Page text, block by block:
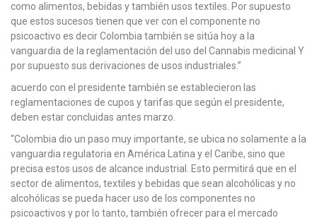
como alimentos, bebidas y también usos textiles. Por supuesto
que estos sucesos tienen que ver con el componente no
psicoactivo es decir Colombia también se sitúa hoy a la
vanguardia de la reglamentación del uso del Cannabis medicinal Y
por supuesto sus derivaciones de usos industriales.”
acuerdo con el presidente también se establecieron las
reglamentaciones de cupos y tarifas que según el presidente,
deben estar concluidas antes marzo.
“Colombia dio un paso muy importante, se ubica no solamente a la
vanguardia regulatoria en América Latina y el Caribe, sino que
precisa estos usos de alcance industrial. Esto permitirá que en el
sector de alimentos, textiles y bebidas que sean alcohólicas y no
alcohólicas se pueda hacer uso de los componentes no
psicoactivos y por lo tanto, también ofrecer para el mercado